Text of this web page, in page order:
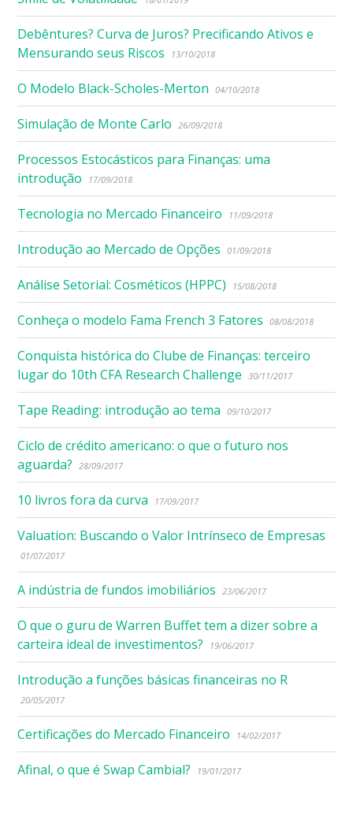
Debêntures? Curva de Juros? Precificando Ativos e
Mensurando seus Riscos
13/10/2018
O Modelo Black-Scholes-Merton 04/10/2018
Simulação de Monte Carlo 26/09/2018
Processos Estocásticos para Finanças: uma
introdução
17/09/2018
Tecnologia no Mercado Financeiro 11/09/2018
Introdução ao Mercado de Opções 01/09/2018
Análise Setorial: Cosméticos (HPPC) 15/08/2018
Conheça o modelo Fama French 3 Fatores 08/08/2018
Conquista histórica do Clube de Finanças: terceiro
lugar do 10th CFA Research Challenge
30/11/2017
Tape Reading: introdução ao tema 09/10/2017
Ciclo de crédito americano: o que o futuro nos
aguarda?
28/09/2017
10 livros fora da curva 17/09/2017
Valuation: Buscando o Valor Intrínseco de Empresas
01/07/2017
A indústria de fundos imobiliários 23/06/2017
O que o guru de Warren Buffet tem a dizer sobre a
carteira ideal de investimentos?
19/06/2017
Introdução a funções básicas financeiras no R
20/05/2017
Certificações do Mercado Financeiro 14/02/2017
Afinal, o que é Swap Cambial? 19/01/2017